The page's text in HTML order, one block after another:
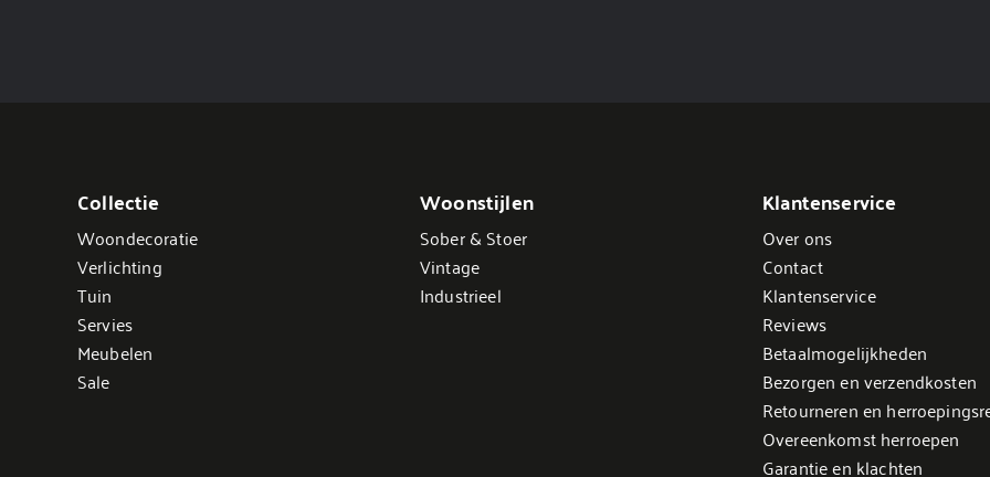
Collectie
Woondecoratie
Verlichting
Tuin
Servies
Meubelen
Sale
Woonstijlen
Sober & Stoer
Vintage
Industrieel
Klantenservice
Over ons
Contact
Klantenservice
Reviews
Betaalmogelijkheden
Bezorgen en verzendkosten
Retourneren en
Overeenkomst herroepen
Garantie en klachten